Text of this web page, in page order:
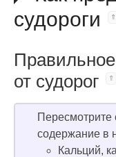
судороги
от судорог
Пересмотрите
содержание в
Кальций,